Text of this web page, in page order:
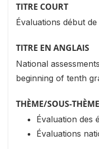
TITRE COURT
Évaluations début
TITRE EN ANGLAIS
National
beginning of tenth
THÈME/SOUS-THÈME
Évaluation des
Évaluations